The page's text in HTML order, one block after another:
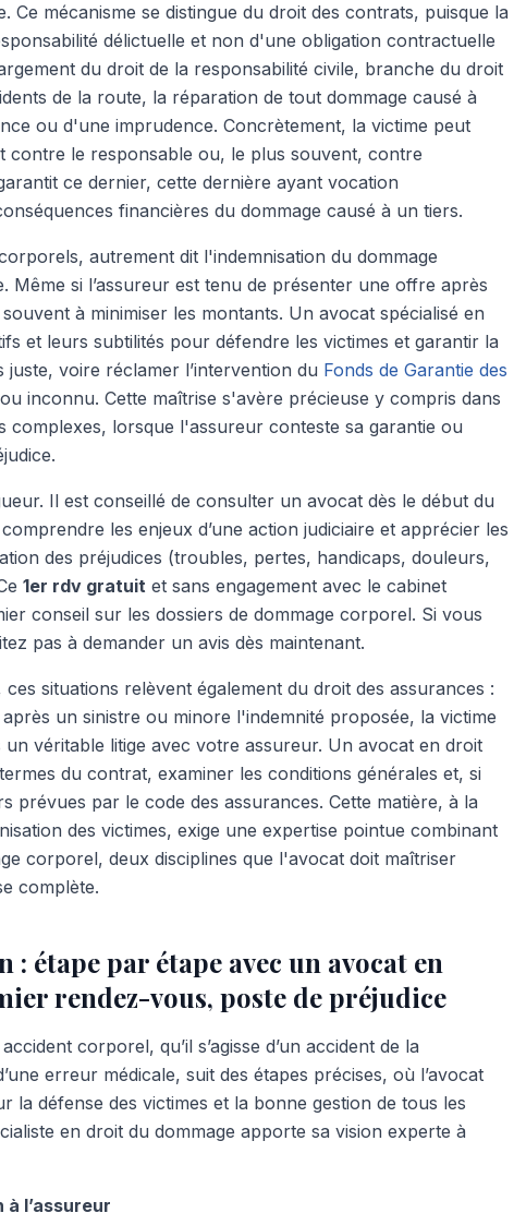
mécanisme se distingue du droit des contrats, puisque la
délictuelle et non d'une obligation contractuelle
du droit de la responsabilité civile, branche du droit
de la route, la réparation de tout dommage causé à
ou d'une imprudence. Concrètement, la victime peut
contre le responsable ou, le plus souvent, contre
ce dernier, cette dernière ayant vocation
financières du dommage causé à un tiers.
autrement dit l'indemnisation du dommage
Même si l’assureur est tenu de présenter une offre après
à minimiser les montants. Un avocat spécialisé en
et leurs subtilités pour défendre les victimes et garantir la
voire réclamer l’intervention du Fonds de Garantie des
inconnu. Cette maîtrise s'avère précieuse y compris dans
complexes, lorsque l'assureur conteste sa garantie ou
Il est conseillé de consulter un avocat dès le début du
les enjeux d’une action judiciaire et apprécier les
des préjudices (troubles, pertes, handicaps, douleurs,
1er rdv gratuit et sans engagement avec le cabinet
conseil sur les dossiers de dommage corporel. Si vous
pas à demander un avis dès maintenant.
situations relèvent également du droit des assurances :
un sinistre ou minore l'indemnité proposée, la victime
véritable litige avec votre assureur. Un avocat en droit
du contrat, examiner les conditions générales et, si
prévues par le code des assurances. Cette matière, à la
des victimes, exige une expertise pointue combinant
corporel, deux disciplines que l'avocat doit maîtriser
complète.
étape par étape avec un avocat en
rendez-vous, poste de préjudice
corporel, qu’il s’agisse d’un accident de la
erreur médicale, suit des étapes précises, où l’avocat
la défense des victimes et la bonne gestion de tous les
en droit du dommage apporte sa vision experte à
l’assureur